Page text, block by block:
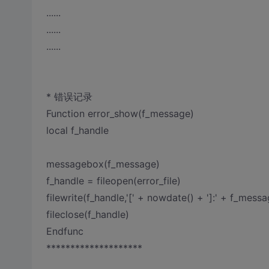
......
......
......
* 错误记录
Function error_show(f_message)
local f_handle
messagebox(f_message)
f_handle = fileopen(error_file)
filewrite(f_handle,'[' + nowdate() + ']:' +
fileclose(f_handle)
Endfunc
********************